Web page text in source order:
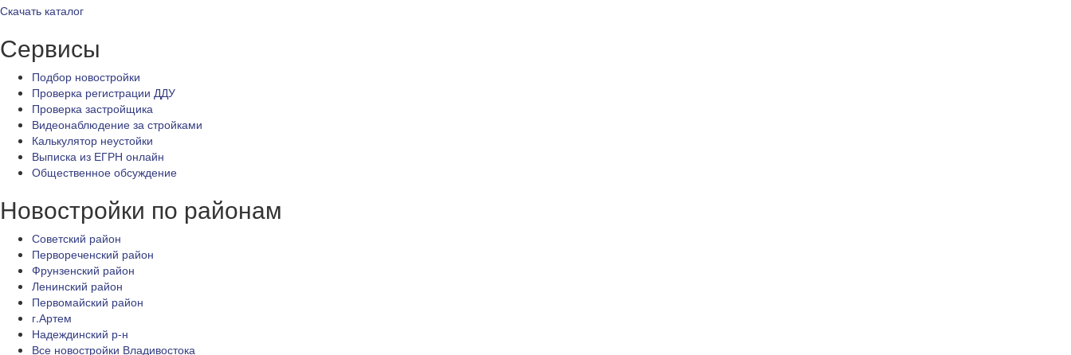
Скачать каталог
Сервисы
Подбор новостройки
Проверка регистрации ДДУ
Проверка застройщика
Видеонаблюдение за стройками
Калькулятор неустойки
Выписка из ЕГРН онлайн
Общественное обсуждение
Новостройки по районам
Советский район
Первореченский район
Фрунзенский район
Ленинский район
Первомайский район
г.Артем
Надеждинский р-н
Все новостройки Владивостока